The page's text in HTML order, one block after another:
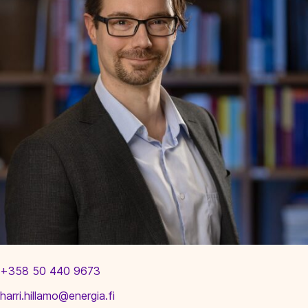
+358 50 440 9673
harri.hillamo@energia.fi